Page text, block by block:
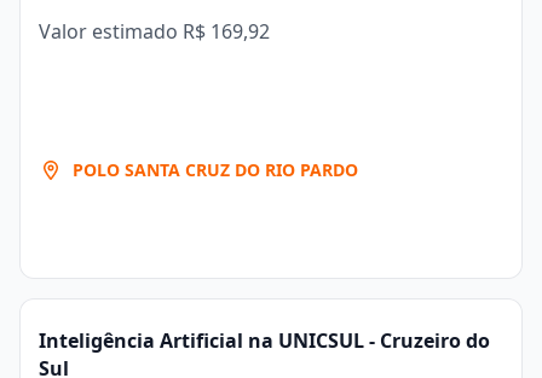
Valor estimado R$ 169,92
POLO SANTA CRUZ DO RIO PARDO
Inteligência Artificial na UNICSUL - Cruzeiro do
Sul